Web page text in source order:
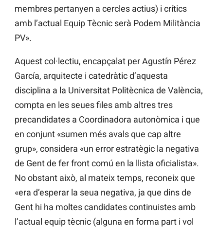
membres pertanyen a cercles actius) i crítics
amb l’actual Equip Tècnic serà Podem Militància
PV».
Aquest col·lectiu, encapçalat per Agustín Pérez
García, arquitecte i catedràtic d’aquesta
disciplina a la Universitat Politècnica de València,
compta en les seues files amb altres tres
precandidates a Coordinadora autonòmica i que
en conjunt «sumen més avals que cap altre
grup», considera «un error estratègic la negativa
de Gent de fer front comú en la llista oficialista».
No obstant això, al mateix temps, reconeix que
«era d’esperar la seua negativa, ja que dins de
Gent hi ha moltes candidates continuistes amb
l’actual equip tècnic (alguna en forma part i vol